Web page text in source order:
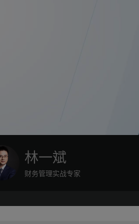
林一斌
财务管理实战专家